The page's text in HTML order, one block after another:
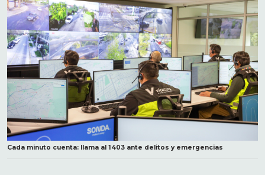
Cada minuto cuenta: llama al 1403 ante delitos y emergencias